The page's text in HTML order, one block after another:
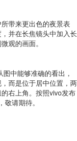
带来更出色的夜景表
并在长焦镜头中加入长
观的画面。
中能够准确的看出，
而是位于居中位置，两
右上角。按照vivo发布
请期待。